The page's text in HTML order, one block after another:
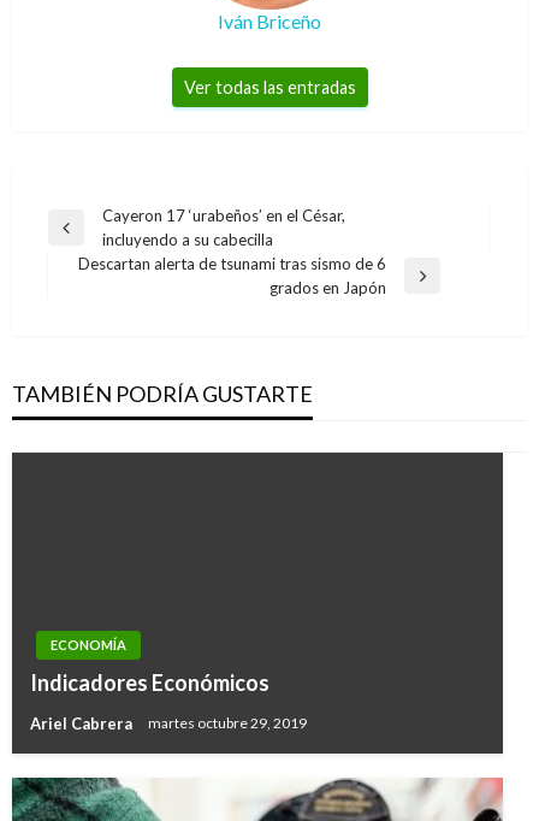
Iván Briceño
Ver todas las entradas
Navegación
Entrada
anterior
Cayeron 17 ‘urabeños’ en el César,
incluyendo a su cabecilla
Descartan alerta de tsunami tras sismo de 6
grados en Japón
TAMBIÉN PODRÍA GUSTARTE
ECONOMÍA
Indicadores Económicos
Ariel Cabrera martes octubre 29, 2019